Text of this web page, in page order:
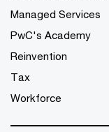
Managed Services
PwC's Academy
Reinvention
Tax
Workforce